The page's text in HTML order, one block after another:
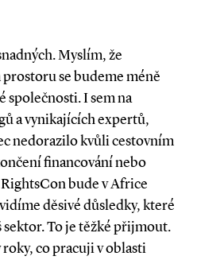
Myslím, že
se budeme méně
společnosti. I sem na
a vynikajících expertů,
nedorazilo kvůli cestovním
financování nebo
bude v Africe
děsivé důsledky, které
sektor. To je těžké přijmout.
co pracuji v oblasti